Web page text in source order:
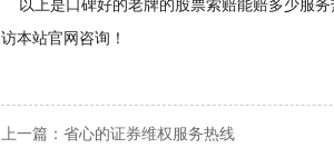
以上是口碑好的老牌的股票索赔能赔多少服务
访本站官网咨询！
上一篇： 省心的证券维权服务热线